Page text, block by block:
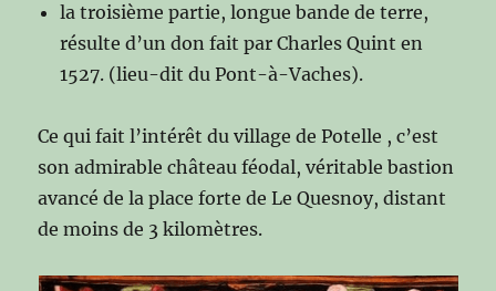
la troisième partie, longue bande de terre,
résulte d’un don fait par Charles Quint en
1527. (lieu-dit du Pont-à-Vaches).
Ce qui fait l’intérêt du village de Potelle , c’est
son admirable château féodal, véritable bastion
avancé de la place forte de Le Quesnoy, distant
de moins de 3 kilomètres.